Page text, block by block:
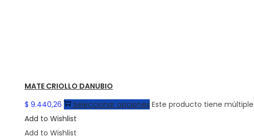
MATE CRIOLLO DANUBIO
$ 9.440,26 Seleccionar opciones Este producto tiene
Add to Wishlist
Add to Wishlist